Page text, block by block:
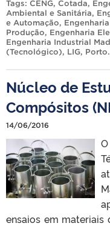
Tags: CENG, Cotada,
Ambiental e Sanitária,
e Automação,
Produção, Engenharia
Engenharia Industrial
(Tecnológico), LIG, Porto.
Núcleo de
Compósitos
14/06/2016
ensaios em materiais